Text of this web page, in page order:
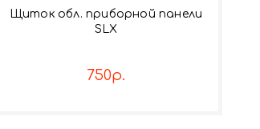
Щиток обл. приборной панели
SLX
750р.